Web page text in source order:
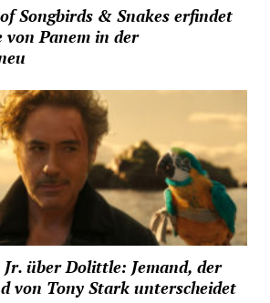
Songbirds & Snakes erfindet
Panem in der
über Dolittle: Jemand, der
von Tony Stark unterscheidet